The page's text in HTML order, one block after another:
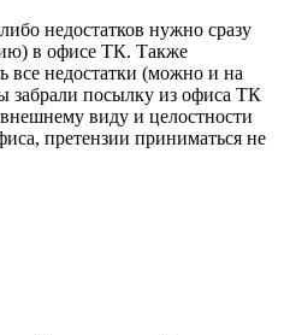
недостатков нужно сразу
в офисе ТК. Также
все недостатки (можно и на
посылку из офиса ТК
виду и целостности
претензии приниматься не